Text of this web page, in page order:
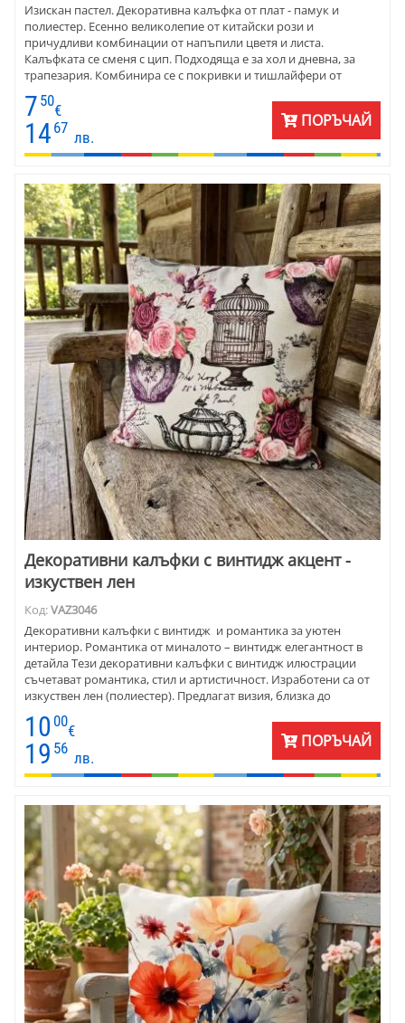
Изискан пастел. Декоративна калъфка от плат - памук и
полиестер. Есенно великолепие от китайски рози и
причудливи комбинации от напъпили цветя и листа.
Калъфката се сменя с цип. Подходяща е за хол и дневна, за
трапезария. Комбинира се с покривки и тишлайфери от
същия плат.
7 50
€
14 67
лв.
ПОРЪЧАЙ
Декоративни калъфки с винтидж акцент -
изкуствен лен
Код:VAZ3046
Декоративни калъфки с винтидж и романтика за уютен
интериор. Романтика от миналото – винтидж елегантност в
детайла Тези декоративни калъфки с винтидж илюстрации
съчетават романтика, стил и артистичност. Изработени са от
изкуствен лен (полиестер). Предлагат визия, близка до
естествените материи, с лесна поддръжка и издръжливост.
Размер 45х45 см, едностранен дизайн и дискретен цип за
удобство. Предлагат се поединично или в комплект от 2 –
идеални за уютен дом с характер.
10 00
€
19 56
лв.
ПОРЪЧАЙ